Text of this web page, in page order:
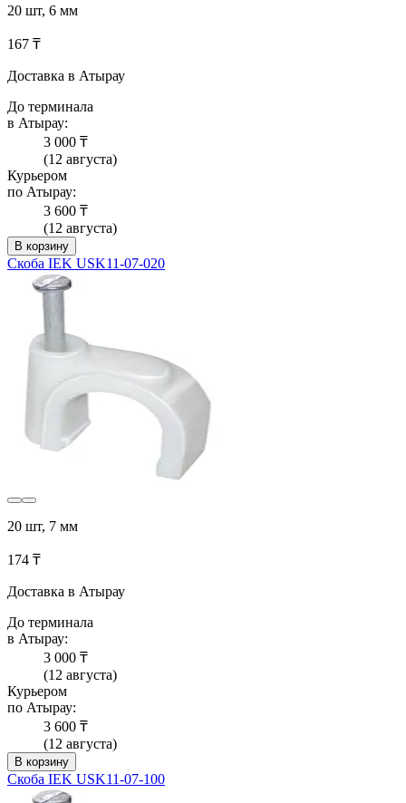
20 шт, 6 мм
167 ₸
Доставка в Атырау
До терминала
в Атырау:
3 000 ₸
(12 августа)
Курьером
по Атырау:
3 600 ₸
(12 августа)
В корзину
Скоба IEK USK11-07-020
20 шт, 7 мм
174 ₸
Доставка в Атырау
До терминала
в Атырау:
3 000 ₸
(12 августа)
Курьером
по Атырау:
3 600 ₸
(12 августа)
В корзину
Скоба IEK USK11-07-100